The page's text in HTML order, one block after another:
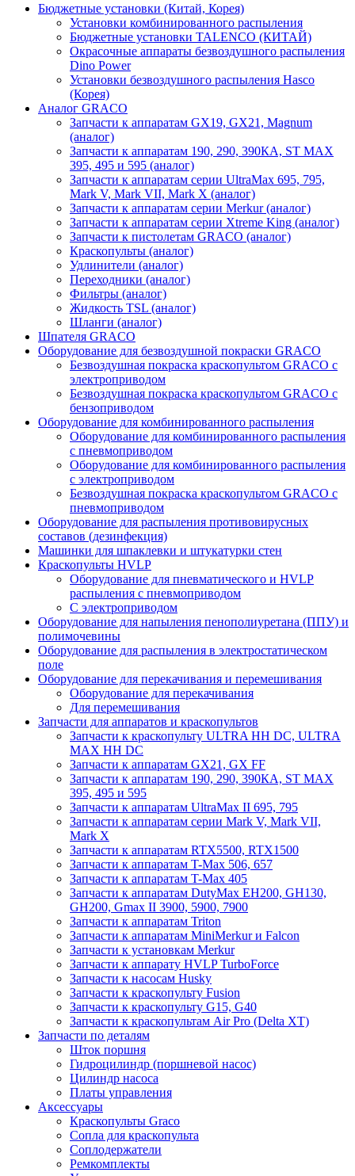
Бюджетные установки (Китай, Корея)
Установки комбинированного распыления
Бюджетные установки TALENCO (КИТАЙ)
Окрасочные аппараты безвоздушного распыления
Dino Power
Установки безвоздушного распыления Hasco
(Корея)
Аналог GRACO
Запчасти к аппаратам GX19, GX21, Magnum
(аналог)
Запчасти к аппаратам 190, 290, 390КА, ST MAX
395, 495 и 595 (аналог)
Запчасти к аппаратам серии UltraMax 695, 795,
Mark V, Mark VII, Mark X (аналог)
Запчасти к аппаратам серии Merkur (аналог)
Запчасти к аппаратам серии Xtreme King (аналог)
Запчасти к пистолетам GRACO (аналог)
Краскопульты (аналог)
Удлинители (аналог)
Переходники (аналог)
Фильтры (аналог)
Жидкость TSL (аналог)
Шланги (аналог)
Шпателя GRACO
Оборудование для безвоздушной покраски GRACO
Безвоздушная покраска краскопультом GRACO с
электроприводом
Безвоздушная покраска краскопультом GRACO с
бензоприводом
Оборудование для комбинированного распыления
Оборудование для комбинированного распыления
с пневмоприводом
Оборудование для комбинированного распыления
с электроприводом
Безвоздушная покраска краскопультом GRACO с
пневмоприводом
Оборудование для распыления противовирусных
составов (дезинфекция)
Машинки для шпаклевки и штукатурки стен
Краскопульты HVLP
Оборудование для пневматического и HVLP
распыления с пневмоприводом
C электроприводом
Оборудование для напыления пенополиуретана (ППУ) и
полимочевины
Оборудование для распыления в электростатическом
поле
Оборудование для перекачивания и перемешивания
Оборудование для перекачивания
Для перемешивания
Запчасти для аппаратов и краскопультов
Запчасти к краскопульту ULTRA HH DC, ULTRA
MAX HH DC
Запчасти к аппаратам GX21, GX FF
Запчасти к аппаратам 190, 290, 390КА, ST MAX
395, 495 и 595
Запчасти к аппаратам UltraMax II 695, 795
Запчасти к аппаратам серии Mark V, Mark VII,
Mark X
Запчасти к аппаратам RTX5500, RTX1500
Запчасти к аппаратам T-Max 506, 657
Запчасти к аппаратам T-Max 405
Запчасти к аппаратам DutyMax EH200, GH130,
GH200, Gmax II 3900, 5900, 7900
Запчасти к аппаратам Triton
Запчасти к аппаратам MiniMerkur и Falcon
Запчасти к установкам Merkur
Запчасти к аппарату HVLP TurboForce
Запчасти к насосам Husky
Запчасти к краскопульту Fusion
Запчасти к краскопульту G15, G40
Запчасти к краскопультам Air Pro (Delta XT)
Запчасти по деталям
Шток поршня
Гидроцилиндр (поршневой насос)
Цилиндр насоса
Платы управления
Аксессуары
Краскопульты Graco
Сопла для краскопульта
Соплодержатели
Ремкомплекты